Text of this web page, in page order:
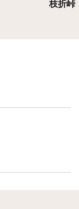
枝折峠